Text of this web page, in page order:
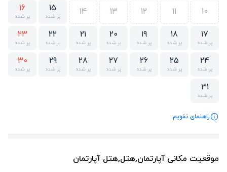
10
11
12
13
14
15
پر شده
16
پر شده
17
پر شده
18
پر شده
19
پر شده
20
پر شده
21
پر شده
22
پر شده
23
پر شده
24
پر شده
25
پر شده
26
پر شده
27
پر شده
28
پر شده
29
پر شده
30
پر شده
31
پر شده
راهنمای تقویم
موقعیت مکانی آپارتمان,هتل,هتل آپارتمان